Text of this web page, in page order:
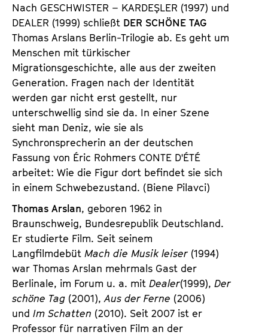
Nach GESCHWISTER – KARDEŞLER (1997) und
DEALER (1999) schließt DER SCHÖNE TAG
Thomas Arslans Berlin-Trilogie ab. Es geht um
Menschen mit türkischer
Migrationsgeschichte, alle aus der zweiten
Generation. Fragen nach der Identität
werden gar nicht erst gestellt, nur
unterschwellig sind sie da. In einer Szene
sieht man Deniz, wie sie als
Synchronsprecherin an der deutschen
Fassung von Éric Rohmers CONTE D'ÉTÉ
arbeitet: Wie die Figur dort befindet sie sich
in einem Schwebezustand. (Biene Pilavci)
Thomas Arslan, geboren 1962 in
Braunschweig, Bundesrepublik Deutschland.
Er studierte Film. Seit seinem
Langfilmdebüt Mach die Musik leiser (1994)
war Thomas Arslan mehrmals Gast der
Berlinale, im Forum u. a. mit Dealer(1999), Der
schöne Tag (2001), Aus der Ferne (2006)
und Im Schatten (2010). Seit 2007 ist er
Professor für narrativen Film an der